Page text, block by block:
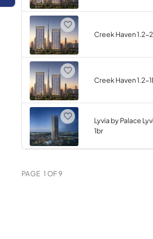
Creek Haven 1.2-
Creek Haven 1.2-
Lyvia by Palace
1br
PAGE 1 OF 9